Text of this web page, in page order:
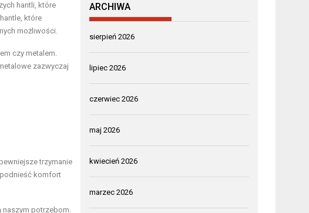
hantli, które
które
możliwości.
czy metalem.
zazwyczaj
trzymanie
komfort
naszym potrzebom.
ARCHIWA
sierpień 2026
lipiec 2026
czerwiec 2026
maj 2026
kwiecień 2026
marzec 2026